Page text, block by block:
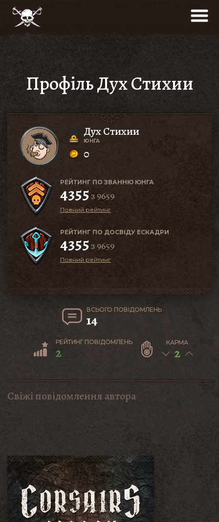
SELECT `rating` FROM `c2_comments` WHERE `id_user` =
3983
Профіль Дух Стихии
Дух Стихии
ЮНГА
0
РЕЙТИНГ ПО ЗВАННЮ ЮНГА
4355з 9659
Повний рейтинг
РЕЙТИНГ ПО ДОСВІДУ ЕСКАДРИ
4355з 9659
Повний рейтинг
ВСЬОГО ПОВІДОМЛЕНЬ
14
РЕЙТИНГ ПОВІДОМЛЕНЬ
2
КАРМА
2
Свіжі повідомлення автора